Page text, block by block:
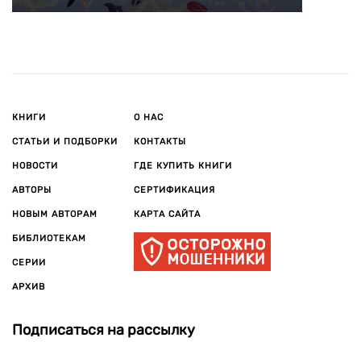
КНИГИ
СТАТЬИ И ПОДБОРКИ
НОВОСТИ
АВТОРЫ
НОВЫМ АВТОРАМ
БИБЛИОТЕКАМ
СЕРИИ
АРХИВ
О НАС
КОНТАКТЫ
ГДЕ КУПИТЬ КНИГИ
СЕРТИФИКАЦИЯ
КАРТА САЙТА
Подписаться на рассылку